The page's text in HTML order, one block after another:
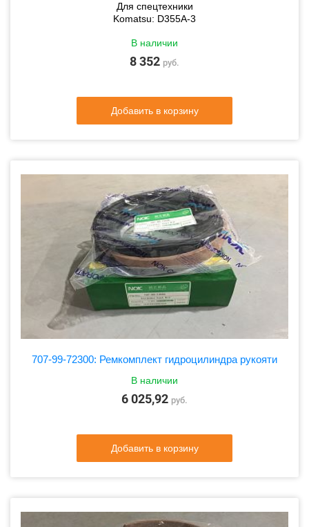
Для спецтехники
Komatsu: D355A-3
В наличии
8 352 руб.
Добавить в корзину
707-99-72300: Ремкомплект гидроцилиндра рукояти
В наличии
6 025,92 руб.
Добавить в корзину